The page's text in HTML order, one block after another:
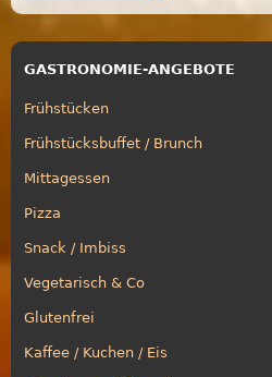
GASTRONOMIE-ANGEBOTE
Frühstücken
Frühstücksbuffet / Brunch
Mittagessen
Pizza
Snack / Imbiss
Vegetarisch & Co
Glutenfrei
Kaffee / Kuchen / Eis